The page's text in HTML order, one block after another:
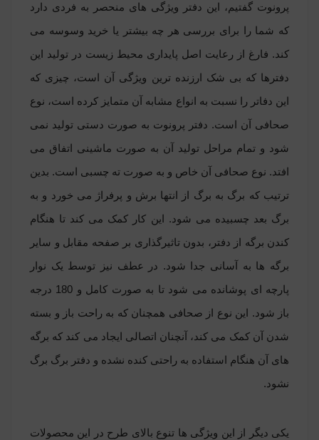
پرونوت گفتیم، این دفتر ویژگی های منحصر به فردی دارد
که شما را برای بررسی هر چه بیشتر یا خرید وسوسه می
کند. فارغ از رعایت اصل پایداری محیط زیست در تولید این
دفترها که بی شک ارزنده ترین ویژگی آن است، چیزی که
این دفاتر را نسبت به انواع مشابه آن متمایز کرده است، نوع
صحافی آن است. دفتر پرونوت به صورت دستی تولید نمی
شود و تمام مراحل تولید آن به صورت ماشینی اتفاق می
افتد. نوع صحافی آن خاص و به صورت ته چسبی است. بدین
ترتیب که برگ به برگ از انتها برش و پرفراژ می خورد و به
برگ بعد چسبیده می شود. این کار کمک می کند تا هنگام
کندن برگه از دفتر، بدون تاثیرگذاری بر صفحه مقابل و سایر
برگه ها به آسانی جدا شود. در عطف نیز توسط یک نوار
پارچه ای پوشانده می شود تا به صورت کامل و 180 درجه
باز شود. این نوع از صحافی همچنان که به راحت باز و بسته
شدن آن کمک می کند، آنچنان اتصالی ایجاد می کند که برگه
های آن هنگام استفاده به راحتی کنده نشده و دفتر برگ برگ
نشود.
یکی دیگر از این ویژگی ها تنوع بالای طرح در این محصولات